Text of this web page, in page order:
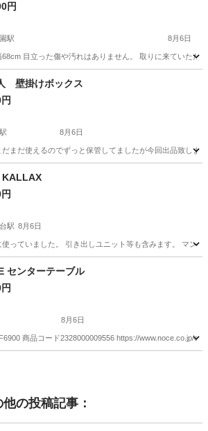
円
駅 8月6日
目立った傷や汚れはありません。 取りに来ていただ
園駅 椅子
壁掛けボックス
8月6日
だまだ使えるのでずっと保管してましたが今回出品致
KALLAX
駅 8月6日
使っていました。 引き出しユニット等も含みます。 マン
野台駅
センターテーブル
8月6日
商品コード2328000009556 https://www.noce.co.jp/
の投稿記事：